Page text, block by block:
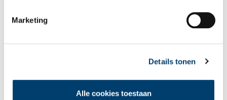
Marketing
Details tonen
Alle cookies toestaan